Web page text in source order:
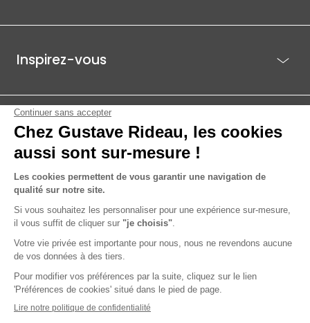
Inspirez-vous
Je suis déjà client
Gustave Rideau pour les pros
© 2026 Gustave Rideau
ACTI EST - PARC ÉCO 85.1, ROUTE DE BEAUTOUR - 85036 LA ROCHE-
SUR-YON CEDEX